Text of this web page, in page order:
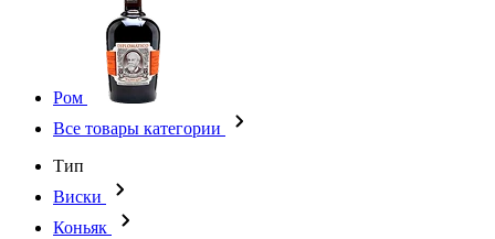
Ром
Все товары категории
Тип
Виски
Коньяк